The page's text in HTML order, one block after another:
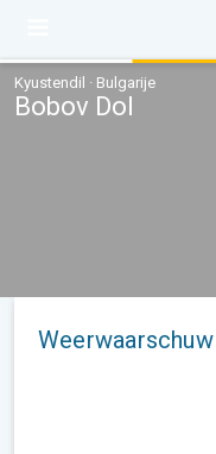
Kyustendil · Bulgarije
Bobov Dol